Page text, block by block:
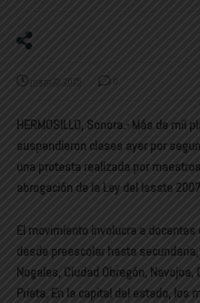
marzo 22, 2025 0
HERMOSILLO, Sonora.- Más de
suspendieron clases ayer por
una protesta realizada por
abrogación de la Ley del Issste
El movimiento involucra a
desde preescolar hasta
Nogales, Ciudad Obregón, Navojoa,
Prieta. En la capital del estado, los